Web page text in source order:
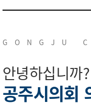
GONGJU
안녕하십니까?
공주시의회